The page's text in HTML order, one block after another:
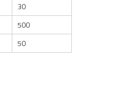
30
500
50